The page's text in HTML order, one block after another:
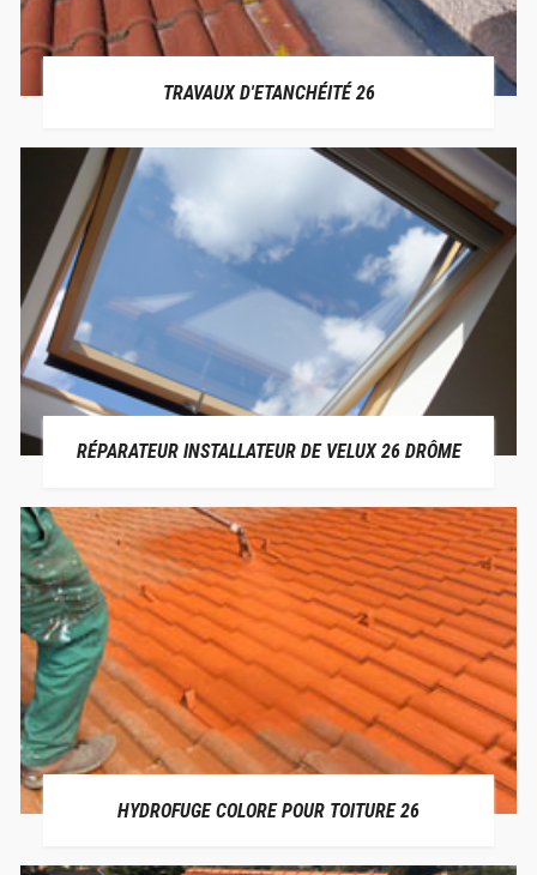
TRAVAUX D'ETANCHÉITÉ 26
RÉPARATEUR INSTALLATEUR DE VELUX 26 DRÔME
HYDROFUGE COLORE POUR TOITURE 26